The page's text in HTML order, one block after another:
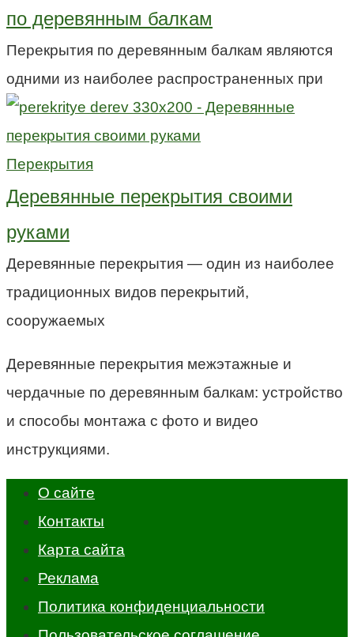
по деревянным балкам
Перекрытия по деревянным балкам являются
одними из наиболее распространенных при
Перекрытия
Деревянные перекрытия своими
руками
Деревянные перекрытия — один из наиболее
традиционных видов перекрытий,
сооружаемых
Деревянные перекрытия межэтажные и
чердачные по деревянным балкам: устройство
и способы монтажа с фото и видео
инструкциями.
О сайте
Контакты
Карта сайта
Реклама
Политика конфиденциальности